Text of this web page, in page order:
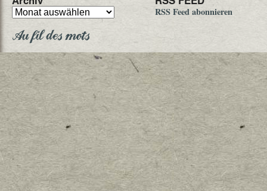
RSS Feed abonnieren
Au fil des mots